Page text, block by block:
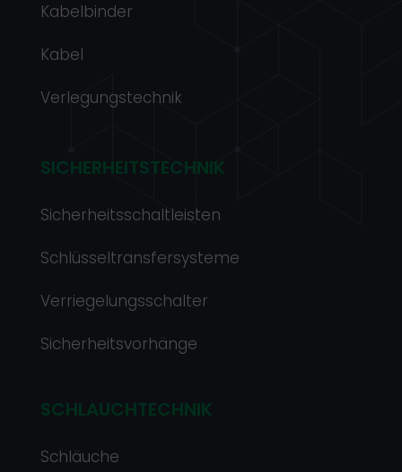
Kabelbinder
Kabel
Verlegungstechnik
SICHERHEITSTECHNIK
Sicherheitsschaltleisten
Schlüsseltransfersysteme
Verriegelungsschalter
Sicherheitsvorhänge
SCHLAUCHTECHNIK
Schläuche